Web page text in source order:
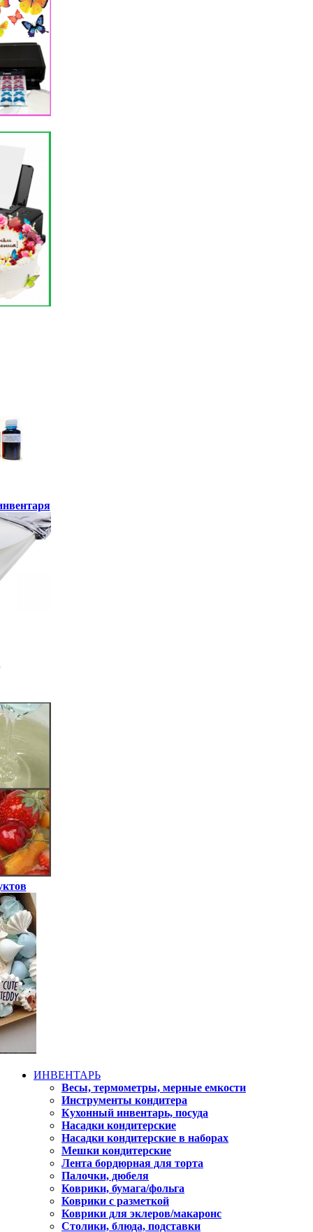
ИНВЕНТАРЬ
Весы, термометры, мерные емкости
Инструменты кондитера
Кухонный инвентарь, посуда
Насадки кондитерские
Насадки кондитерские в наборах
Мешки кондитерские
Лента бордюрная для торта
Палочки, дюбеля
Коврики, бумага/фольга
Коврики с разметкой
Коврики для эклеров/макаронс
Столики, блюда, подставки